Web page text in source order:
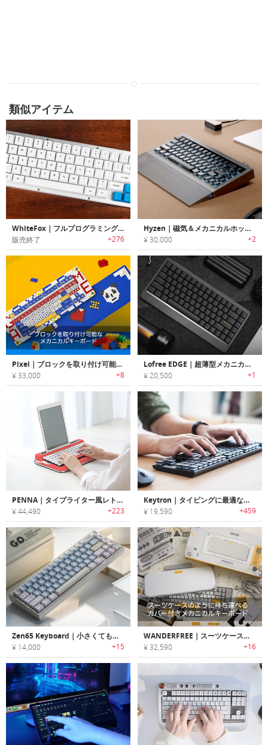
類似アイテム
WhiteFox｜フルプログラミング可能なアルミフレームメカニカルキーボード「ホワイトフォックス」
販売終了 +276
Hyzen｜磁気＆メカニカルホットスワップ対応、CNCアルミボディの高性能キーボード
¥ 30,000 +2
Pixel｜ブロックを取り付け可能なメカニカルキーボード「ピクセル」
¥ 33,000 +8
Lofree EDGE｜超薄型メカニカルキーボード
¥ 20,500 +1
PENNA｜タイプライター風レトロデザインワイヤレスメカニカルキーボード 「ペナー」
¥ 44,490 +223
Keytron｜タイピングに最適なウルトラスリムなワイヤレスメカニカルキーボード「キートロン」
¥ 19,590 +459
Zen65 Keyboard｜小さくても快適！操作効率に優れたメカニカルキーボード
¥ 14,000 +15
WANDERFREE｜スーツケースのように持ち運べるカバー付きメカニカルキーボード「ワンダーフリー」
¥ 32,590 +16